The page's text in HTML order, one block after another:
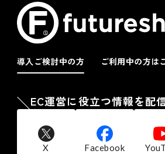
導入ご検討中の方 ご利用中の方は
EC運営に役立つ情報を配
X Facebook